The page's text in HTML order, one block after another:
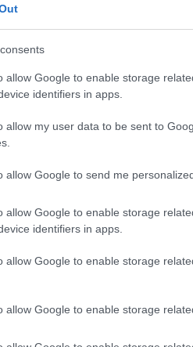
allow Google to enable storage
identifiers in apps.
allow my user data to be sent to
allow Google to send me
allow Google to enable storage
identifiers in apps.
allow Google to enable storage
allow Google to enable storage